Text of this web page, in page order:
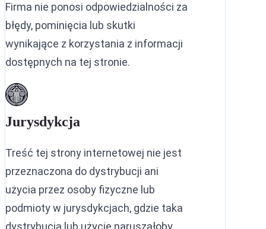
Firma nie ponosi odpowiedzialności za
błędy, pominięcia lub skutki
wynikające z korzystania z informacji
dostępnych na tej stronie.
Jurysdykcja
Treść tej strony internetowej nie jest
przeznaczona do dystrybucji ani
użycia przez osoby fizyczne lub
podmioty w jurysdykcjach, gdzie taka
dystrybucja lub użycie naruszałoby